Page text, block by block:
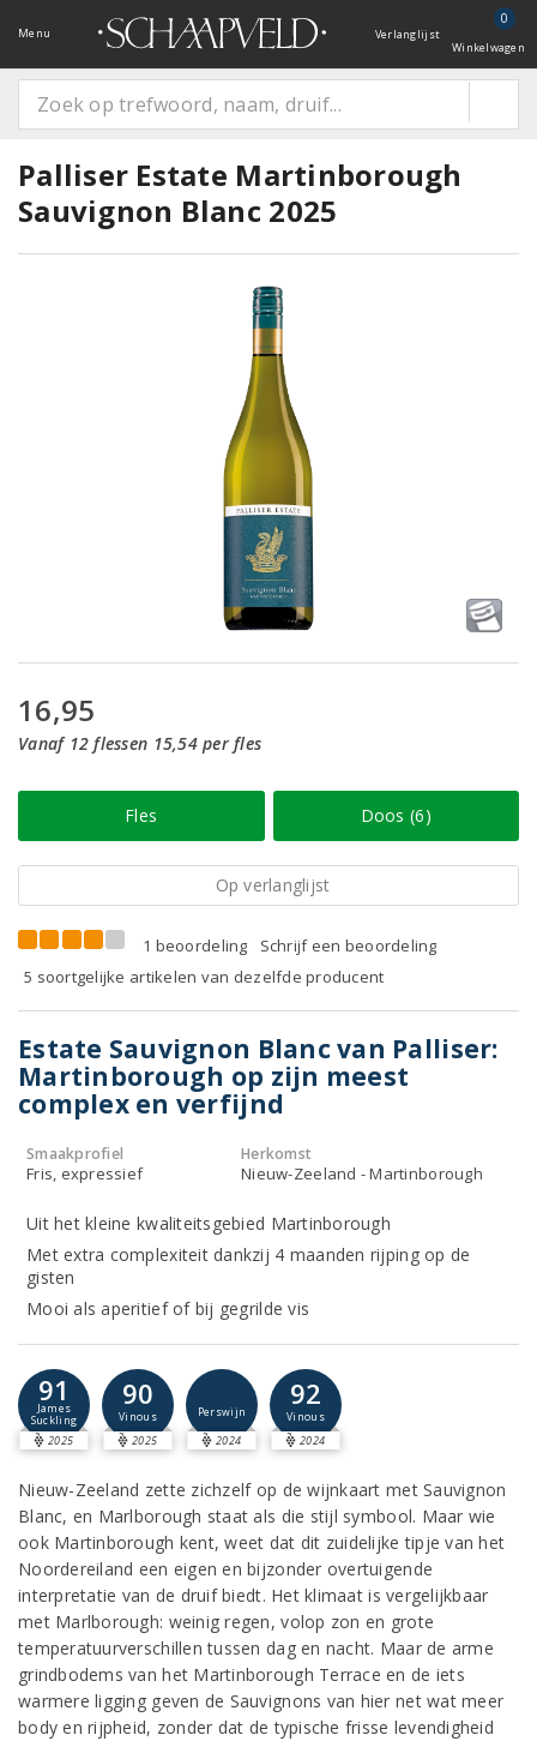
Menu Verlanglijst
0
Winkelwagen
Palliser Estate Martinborough
Sauvignon Blanc 2025
16,95
Vanaf 12 flessen 15,54 per fles
Fles Doos (6)
Op verlanglijst
1 beoordeling
Schrijf een beoordeling
5 soortgelijke artikelen van dezelfde producent
Estate Sauvignon Blanc van Palliser:
Martinborough op zijn meest
complex en verfijnd
Smaakprofiel
Fris, expressief
Herkomst
Nieuw-Zeeland - Martinborough
Uit het kleine kwaliteitsgebied Martinborough
Met extra complexiteit dankzij 4 maanden rijping op de
gisten
Mooi als aperitief of bij gegrilde vis
91
James
Suckling
2025
90
Vinous
2025
Perswijn
2024
92
Vinous
2024
Nieuw-Zeeland zette zichzelf op de wijnkaart met Sauvignon
Blanc, en Marlborough staat als die stijl symbool. Maar wie
ook Martinborough kent, weet dat dit zuidelijke tipje van het
Noordereiland een eigen en bijzonder overtuigende
interpretatie van de druif biedt. Het klimaat is vergelijkbaar
met Marlborough: weinig regen, volop zon en grote
temperatuurverschillen tussen dag en nacht. Maar de arme
grindbodems van het Martinborough Terrace en de iets
warmere ligging geven de Sauvignons van hier net wat meer
body en rijpheid, zonder dat de typische frisse levendigheid